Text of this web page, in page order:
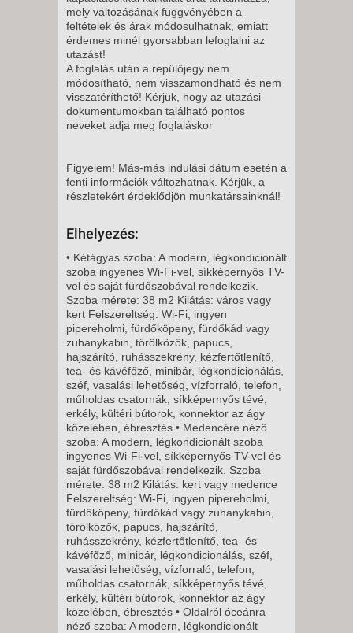
CSÜTÖRTÖK -
5 NAP / 4 ÉJSZAKA
2026. NOVEMBER 19.,
CSÜTÖRTÖK -
8 NAP / 7 ÉJSZAKA
2026. NOVEMBER 23., HÉTFŐ -
2026. NOVEMBER 23., HÉTFŐ -
2026. NOVEMBER 26.,
CSÜTÖRTÖK -
5 NAP / 4 ÉJSZAKA
2026. NOVEMBER 26.,
CSÜTÖRTÖK -
8 NAP / 7 ÉJSZAKA
2026. NOVEMBER 30., HÉTFŐ -
8 NAP / 7 ÉJSZAKA
2026. NOVEMBER 30., HÉTFŐ -
11 NAP / 10 ÉJSZAKA
2026. DECEMBER 03.,
CSÜTÖRTÖK -
5 NAP / 4 ÉJSZAKA
2026. DECEMBER 03.,
CSÜTÖRTÖK -
8 NAP / 7 ÉJSZAKA
2026. DECEMBER 07., HÉTFŐ -
mely változásának függvényében a
feltételek és árak módosulhatnak, emiatt
érdemes minél gyorsabban lefoglalni az
utazást!
A foglalás után a repülőjegy nem
módosítható, nem visszamondható és nem
visszatéríthető! Kérjük, hogy az utazási
dokumentumokban található pontos
neveket adja meg foglaláskor
Figyelem! Más-más indulási dátum esetén a
fenti információk változhatnak. Kérjük, a
részletekért érdeklődjön munkatársainknál!
Elhelyezés:
• Kétágyas szoba: A modern, légkondicionált
szoba ingyenes Wi-Fi-vel, síkképernyős TV-
vel és saját fürdőszobával rendelkezik.
Szoba mérete: 38 m2 Kilátás: város vagy
kert Felszereltség: Wi-Fi, ingyen
pipereholmi, fürdőköpeny, fürdőkád vagy
zuhanykabin, törölközők, papucs,
hajszárító, ruhásszekrény, kézfertőtlenítő,
tea- és kávéfőző, minibár, légkondicionálás,
széf, vasalási lehetőség, vízforraló, telefon,
műholdas csatornák, síkképernyős tévé,
erkély, kültéri bútorok, konnektor az ágy
közelében, ébresztés • Medencére néző
szoba: A modern, légkondicionált szoba
ingyenes Wi-Fi-vel, síkképernyős TV-vel és
saját fürdőszobával rendelkezik. Szoba
mérete: 38 m2 Kilátás: kert vagy medence
Felszereltség: Wi-Fi, ingyen pipereholmi,
fürdőköpeny, fürdőkád vagy zuhanykabin,
törölközők, papucs, hajszárító,
ruhásszekrény, kézfertőtlenítő, tea- és
kávéfőző, minibár, légkondicionálás, széf,
vasalási lehetőség, vízforraló, telefon,
műholdas csatornák, síkképernyős tévé,
erkély, kültéri bútorok, konnektor az ágy
közelében, ébresztés • Oldalról óceánra
néző szoba: A modern, légkondicionált